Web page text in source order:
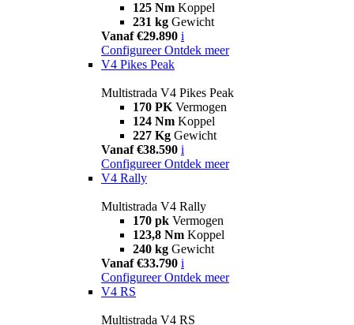
125 Nm Koppel
231 kg Gewicht
Vanaf €29.890 i
Configureer Ontdek meer
V4 Pikes Peak
Multistrada V4 Pikes Peak
170 PK Vermogen
124 Nm Koppel
227 Kg Gewicht
Vanaf €38.590 i
Configureer Ontdek meer
V4 Rally
Multistrada V4 Rally
170 pk Vermogen
123,8 Nm Koppel
240 kg Gewicht
Vanaf €33.790 i
Configureer Ontdek meer
V4 RS
Multistrada V4 RS